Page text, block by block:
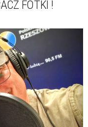
FOTKI !